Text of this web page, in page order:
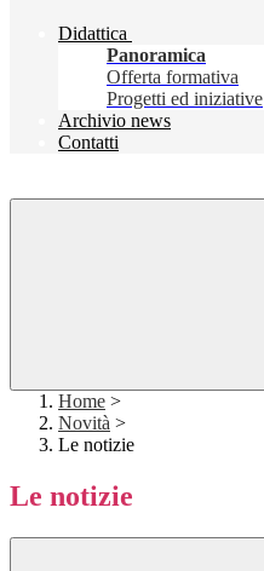
Didattica
Panoramica
Offerta formativa
Progetti ed iniziative
Archivio news
Contatti
Home >
Novità >
Le notizie
Le notizie